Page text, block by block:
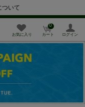
いて
お気に入り カート
0
ログイン